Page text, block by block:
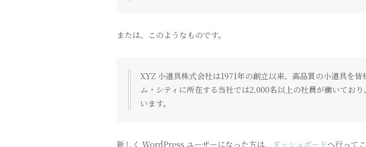
または、このようなものです。
XYZ 小道具株式会社は1971年の創立以来、高品質の小道具を
ム・シティに所在する当社では2,000名以上の社員が働いてお
います。
新しく WordPress ユーザーになった方は、 ダッシュボードへ行って